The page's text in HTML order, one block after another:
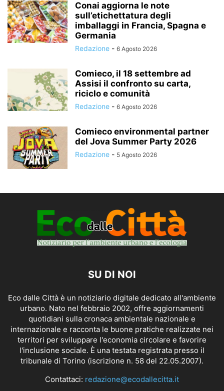
Conai aggiorna le note
sull’etichettatura degli
imballaggi in Francia, Spagna e
Germania
Redazione - 6 Agosto 2026
Comieco, il 18 settembre ad
Assisi il confronto su carta,
riciclo e comunità
Redazione - 6 Agosto 2026
Comieco environmental partner
del Jova Summer Party 2026
Redazione - 5 Agosto 2026
SU DI NOI
Eco dalle Città è un notiziario digitale dedicato all'ambiente
urbano. Nato nel febbraio 2002, offre aggiornamenti
quotidiani sulla cronaca ambientale nazionale e
internazionale e racconta le buone pratiche realizzate nei
territori per sviluppare l'economia circolare e favorire
l'inclusione sociale. È una testata registrata presso il
tribunale di Torino (iscrizione n. 58 del 22.05.2007).
Contattaci: redazione@ecodallecitta.it